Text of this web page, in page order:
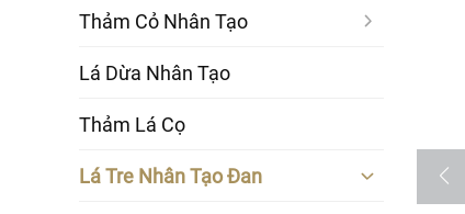
Thảm Cỏ Nhân Tạo
Lá Dừa Nhân Tạo
Thảm Lá Cọ
Lá Tre Nhân Tạo Đan